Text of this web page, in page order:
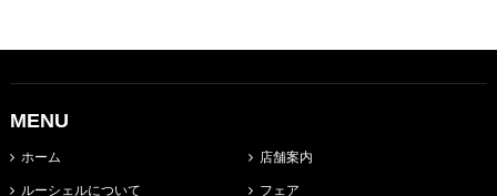
MENU
ホーム
ルーシェルについて
店舗案内
フェア